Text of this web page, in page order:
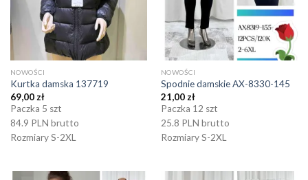
NOWOŚCI
Kurtka damska 137719
69,00 zł
Paczka 5 szt
84.9 PLN brutto
Rozmiary S-2XL
NOWOŚCI
Spodnie damskie AX-8330-145
21,00 zł
Paczka 12 szt
25.8 PLN brutto
Rozmiary S-2XL